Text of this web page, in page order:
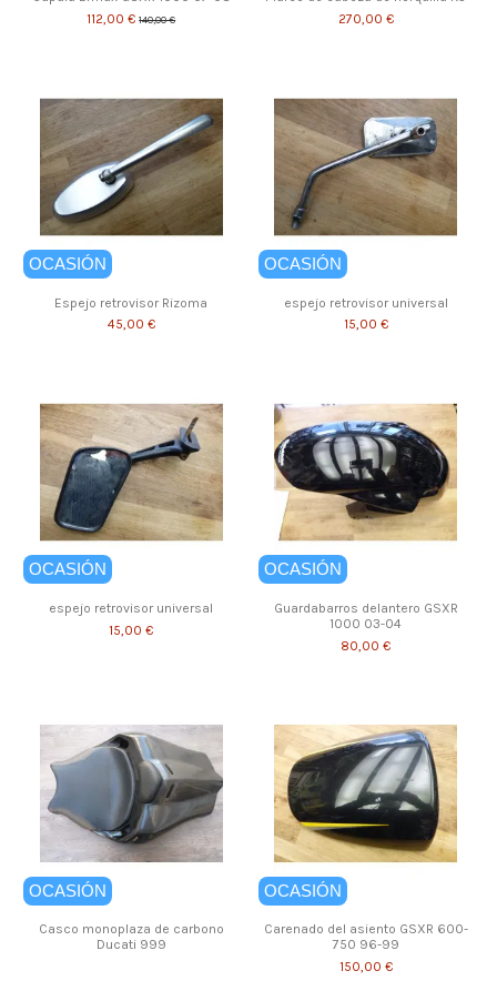
112,00 €140,00 €
270,00 €
OCASIÓN
Espejo retrovisor Rizoma
45,00 €
OCASIÓN
espejo retrovisor universal
15,00 €
OCASIÓN
espejo retrovisor universal
15,00 €
OCASIÓN
Guardabarros delantero GSXR
1000 03-04
80,00 €
OCASIÓN
Casco monoplaza de carbono
Ducati 999
OCASIÓN
Carenado del asiento GSXR 600-
750 96-99
150,00 €